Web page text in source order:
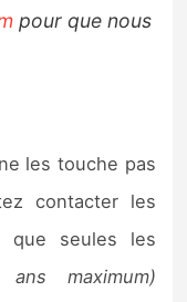
pour que nous
les touche pas
contacter les
que seules les
ans maximum)